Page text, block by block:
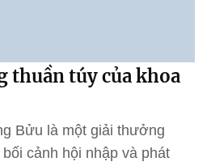
thuần túy của khoa
Bửu là một giải thưởng
cảnh hội nhập và phát